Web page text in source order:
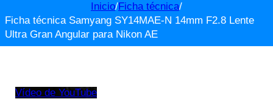
Inicio/Ficha técnica/
Ficha técnica Samyang SY14MAE-N 14mm F2.8 Lente
Ultra Gran Angular para Nikon AE
Vídeo de YouTube